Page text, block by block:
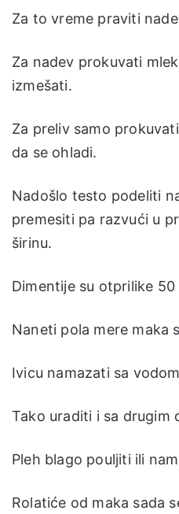
Za to vreme praviti
Za nadev prokuvati
izmešati.
Za preliv samo
da se ohladi.
Nadošlo testo podeliti
premesiti pa razvući u
širinu.
Dimentije su otprilike
Naneti pola mere maka
Ivicu namazati sa
Tako uraditi i sa drugim
Pleh blago pouljiti ili
Rolatiće od maka sada